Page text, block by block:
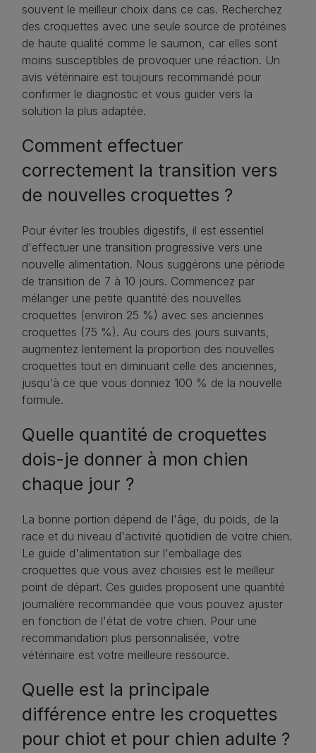
souvent le meilleur choix dans ce cas. Recherchez
des croquettes avec une seule source de protéines
de haute qualité comme le saumon, car elles sont
moins susceptibles de provoquer une réaction. Un
avis vétérinaire est toujours recommandé pour
confirmer le diagnostic et vous guider vers la
solution la plus adaptée.
Comment effectuer
correctement la transition vers
de nouvelles croquettes ?
Pour éviter les troubles digestifs, il est essentiel
d'effectuer une transition progressive vers une
nouvelle alimentation. Nous suggérons une période
de transition de 7 à 10 jours. Commencez par
mélanger une petite quantité des nouvelles
croquettes (environ 25 %) avec ses anciennes
croquettes (75 %). Au cours des jours suivants,
augmentez lentement la proportion des nouvelles
croquettes tout en diminuant celle des anciennes,
jusqu'à ce que vous donniez 100 % de la nouvelle
formule.
Quelle quantité de croquettes
dois-je donner à mon chien
chaque jour ?
La bonne portion dépend de l'âge, du poids, de la
race et du niveau d'activité quotidien de votre chien.
Le guide d'alimentation sur l'emballage des
croquettes que vous avez choisies est le meilleur
point de départ. Ces guides proposent une quantité
journalière recommandée que vous pouvez ajuster
en fonction de l'état de votre chien. Pour une
recommandation plus personnalisée, votre
vétérinaire est votre meilleure ressource.
Quelle est la principale
différence entre les croquettes
pour chiot et pour chien adulte ?